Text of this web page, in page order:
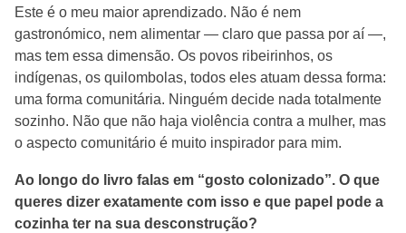
Este é o meu maior aprendizado. Não é nem
gastronómico, nem alimentar — claro que passa por aí —,
mas tem essa dimensão. Os povos ribeirinhos, os
indígenas, os quilombolas, todos eles atuam dessa forma:
uma forma comunitária. Ninguém decide nada totalmente
sozinho. Não que não haja violência contra a mulher, mas
o aspecto comunitário é muito inspirador para mim.
Ao longo do livro falas em “gosto colonizado”. O que
queres dizer exatamente com isso e que papel pode a
cozinha ter na sua desconstrução?